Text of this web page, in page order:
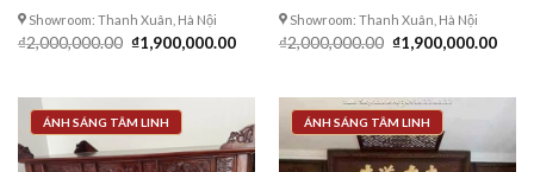
Showroom: Thanh Xuân, Hà Nội
₫2,000,000.00 Giá
gốc
₫1,900,000.00Giá
₫1,900,000.00.
Showroom: Thanh Xuân, Hà Nội
₫2,000,000.00 Giá
gốc
₫1,900,000.00Giá
ÁNH SÁNG TÂM LINH ÁNH SÁNG TÂM LINH